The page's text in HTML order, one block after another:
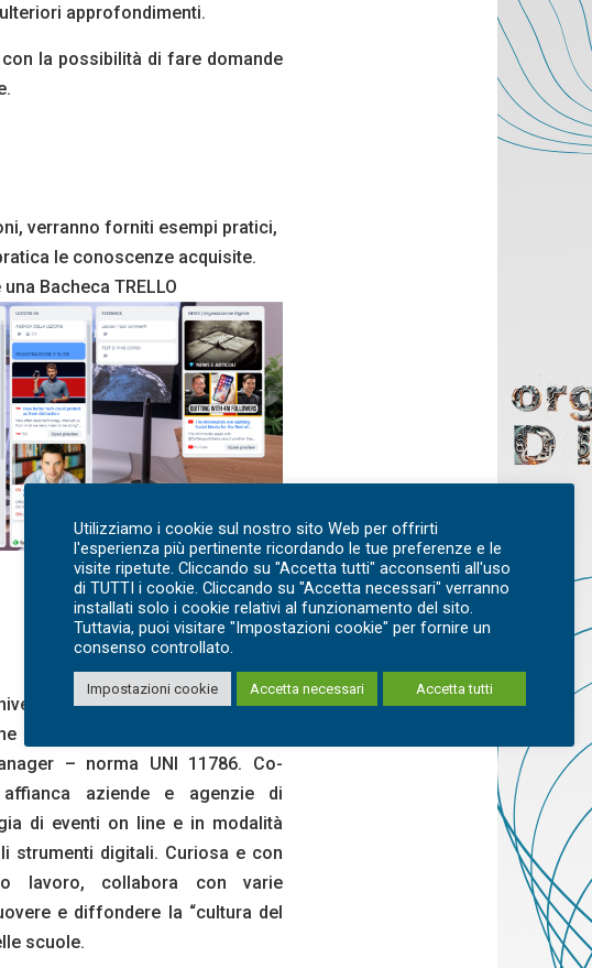
approfondimenti.
la possibilità di fare domande
verranno forniti esempi pratici,
le conoscenze acquisite.
Bacheca TRELLO
Cattolica del Sacro Cuore
dei Processi Aziendali al MIP.
– norma UNI 11786. Co-
aziende e agenzie di
di eventi on line e in modalità
strumenti digitali. Curiosa e con
lavoro, collabora con varie
e diffondere la “cultura del
scuole.
Utilizziamo i cookie sul nostro sito Web per offrirti
l'esperienza più pertinente ricordando le tue preferenze e le
visite ripetute. Cliccando su "Accetta tutti" acconsenti all'uso
di TUTTI i cookie. Cliccando su "Accetta necessari" verranno
installati solo i cookie relativi al funzionamento del sito.
Tuttavia, puoi visitare "Impostazioni cookie" per fornire un
consenso controllato.
Impostazioni cookie Accetta necessari Accetta tutti